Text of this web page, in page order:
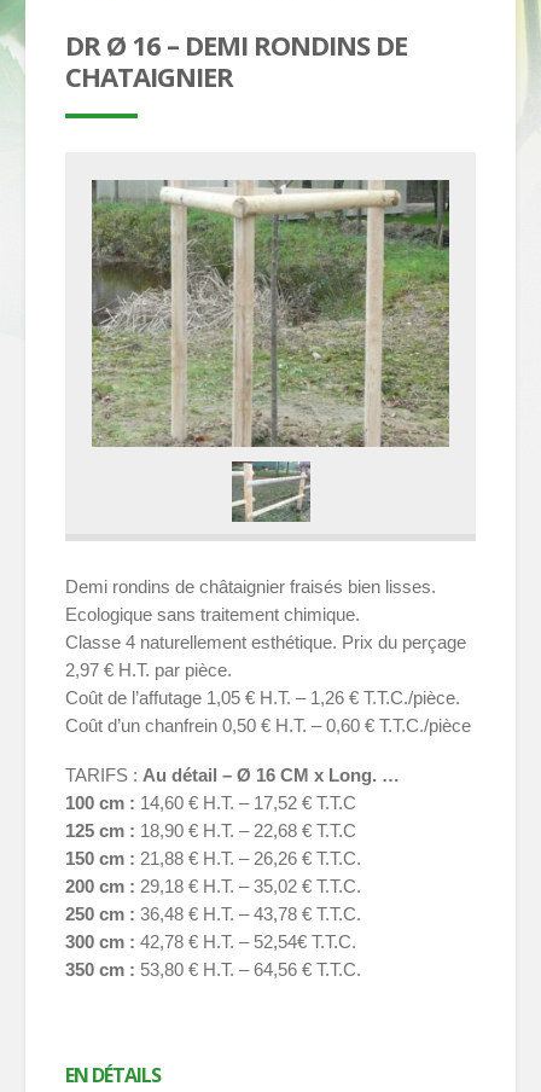
DR Ø 16 – DEMI RONDINS DE
CHATAIGNIER
Demi rondins de châtaignier fraisés bien lisses.
Ecologique sans traitement chimique.
Classe 4 naturellement esthétique. Prix du perçage
2,97 € H.T. par pièce.
Coût de l’affutage 1,05 € H.T. – 1,26 € T.T.C./pièce.
Coût d’un chanfrein 0,50 € H.T. – 0,60 € T.T.C./pièce
TARIFS : Au détail – Ø 16 CM x Long. …
100 cm : 14,60 € H.T. – 17,52 € T.T.C
125 cm : 18,90 € H.T. – 22,68 € T.T.C
150 cm : 21,88 € H.T. – 26,26 € T.T.C.
200 cm : 29,18 € H.T. – 35,02 € T.T.C.
250 cm : 36,48 € H.T. – 43,78 € T.T.C.
300 cm : 42,78 € H.T. – 52,54€ T.T.C.
350 cm : 53,80 € H.T. – 64,56 € T.T.C.
EN DÉTAILS